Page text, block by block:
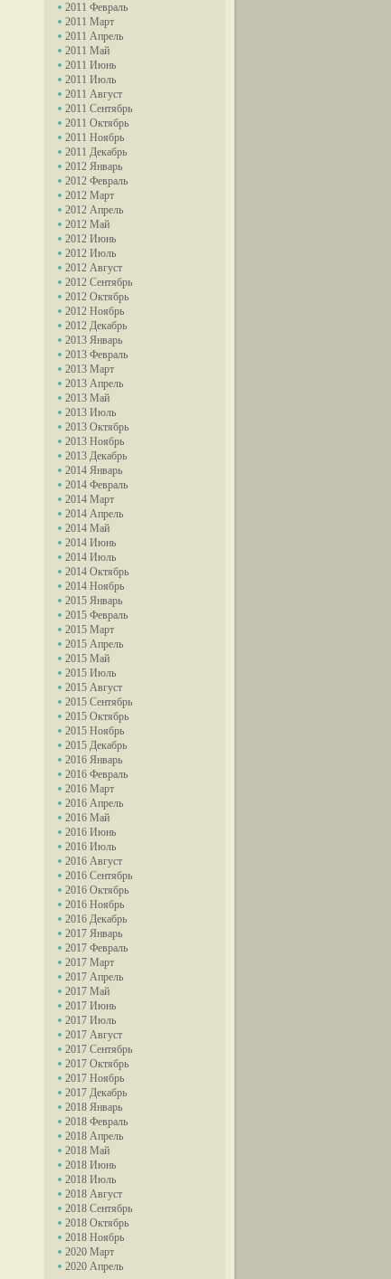
2011 Февраль
2011 Март
2011 Апрель
2011 Май
2011 Июнь
2011 Июль
2011 Август
2011 Сентябрь
2011 Октябрь
2011 Ноябрь
2011 Декабрь
2012 Январь
2012 Февраль
2012 Март
2012 Апрель
2012 Май
2012 Июнь
2012 Июль
2012 Август
2012 Сентябрь
2012 Октябрь
2012 Ноябрь
2012 Декабрь
2013 Январь
2013 Февраль
2013 Март
2013 Апрель
2013 Май
2013 Июль
2013 Октябрь
2013 Ноябрь
2013 Декабрь
2014 Январь
2014 Февраль
2014 Март
2014 Апрель
2014 Май
2014 Июнь
2014 Июль
2014 Октябрь
2014 Ноябрь
2015 Январь
2015 Февраль
2015 Март
2015 Апрель
2015 Май
2015 Июль
2015 Август
2015 Сентябрь
2015 Октябрь
2015 Ноябрь
2015 Декабрь
2016 Январь
2016 Февраль
2016 Март
2016 Апрель
2016 Май
2016 Июнь
2016 Июль
2016 Август
2016 Сентябрь
2016 Октябрь
2016 Ноябрь
2016 Декабрь
2017 Январь
2017 Февраль
2017 Март
2017 Апрель
2017 Май
2017 Июнь
2017 Июль
2017 Август
2017 Сентябрь
2017 Октябрь
2017 Ноябрь
2017 Декабрь
2018 Январь
2018 Февраль
2018 Апрель
2018 Май
2018 Июнь
2018 Июль
2018 Август
2018 Сентябрь
2018 Октябрь
2018 Ноябрь
2020 Март
2020 Апрель